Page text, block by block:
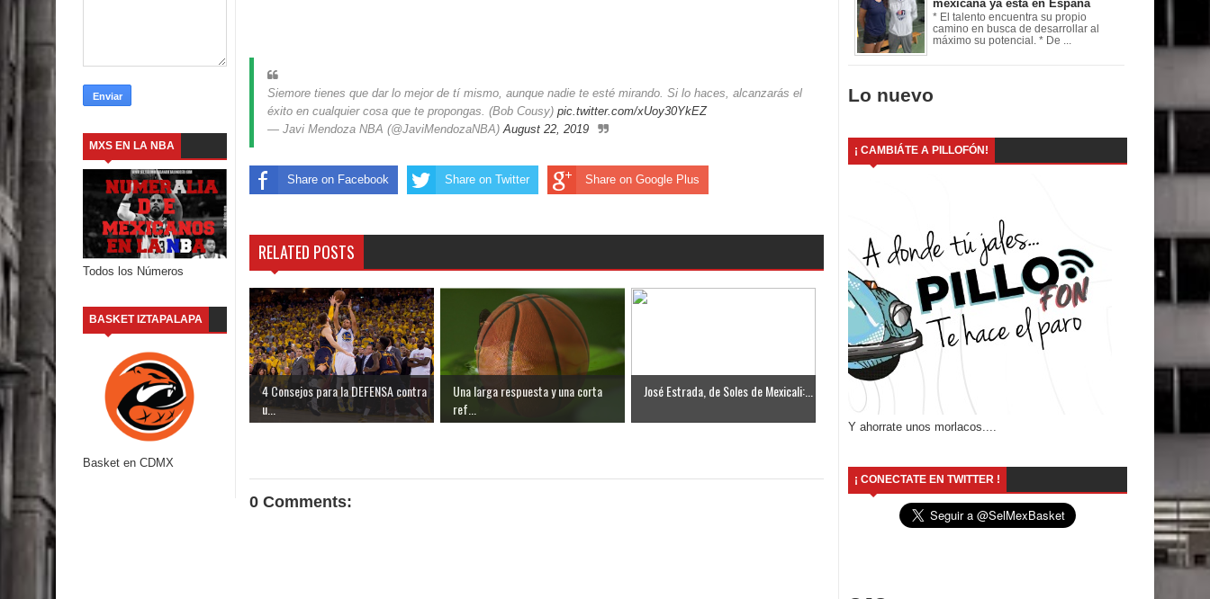
MXS EN LA NBA
Todos los Números
BASKET IZTAPALAPA
Basket en CDMX
Siemore tienes que dar lo mejor de tí mismo, aunque nadie te esté mirando. Si lo haces, alcanzarás el
éxito en cualquier cosa que te propongas. (Bob Cousy) pic.twitter.com/xUoy30YkEZ
— Javi Mendoza NBA (@JaviMendozaNBA)August 22, 2019
Share on Facebook Share on Twitter Share on Google Plus
RELATED POSTS
4 Consejos para la DEFENSA contra
u...
Una larga respuesta y una corta
ref...
José Estrada, de Soles de Mexicali:...
0 Comments:
mexicana ya esta en España
* El talento encuentra su propio
camino en busca de desarrollar al
máximo su potencial. * De ...
Lo nuevo
¡ CAMBIÁTE A PILLOFÓN!
Y ahorrate unos morlacos....
¡ CONECTATE EN TWITTER !